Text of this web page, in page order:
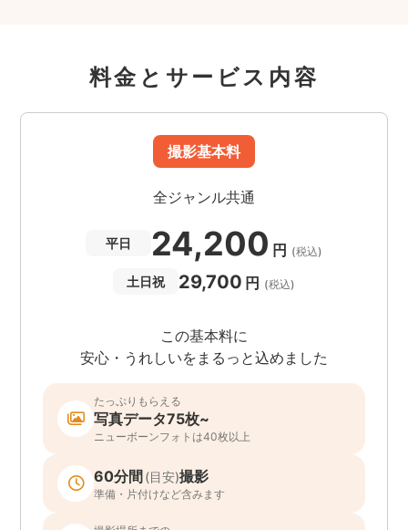
料金とサービス内容
撮影基本料
全ジャンル共通
平日 24,200 円 (税込)
土日祝 29,700 円 (税込)
この基本料に
安心・うれしいをまるっと込めました
たっぷりもらえる
写真データ75枚~
ニューボーンフォトは40枚以上
60分間 (目安)撮影
準備・片付けなど含みます